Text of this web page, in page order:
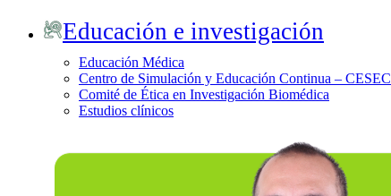
Educación e investigación
Educación Médica
Centro de Simulación y Educación Continua – CESEC
Comité de Ética en Investigación Biomédica
Estudios clínicos